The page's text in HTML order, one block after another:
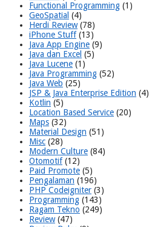
Functional Programming (1)
GeoSpatial (4)
Herdi Review(78)
iPhone Stuff(13)
Java App Engine (9)
Java dan Excel (5)
Java Lucene (1)
Java Programming (52)
Java Web (25)
JSP & Java Enterprise Edition (4)
Kotlin (5)
Location Based Service (20)
Maps (32)
Material Design (51)
Misc (28)
Modern Culture (84)
Otomotif(12)
Paid Promote (5)
Pengalaman (196)
PHP Codeigniter (3)
Programming (143)
Ragam Tekno (249)
Review(47)